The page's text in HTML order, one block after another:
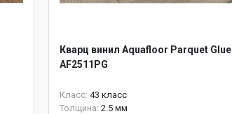
Кварц винил Aquafloor Parquet Glue
AF2511PG
Класс: 43 класс
Толщина: 2.5 мм